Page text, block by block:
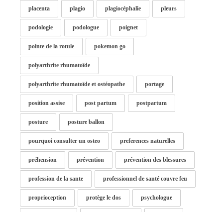
placenta plagio plagiocéphalie pleurs
podologie podologue poignet
pointe de la rotule pokemon go
polyarthrite rhumatoïde
polyarthrite rhumatoïde et ostéopathe portage
position assise post partum postpartum
posture posture ballon
pourquoi consulter un osteo preferences naturelles
préhension prévention prévention des blessures
profession de la sante professionnel de santé couvre feu
proprioception protège le dos psychologue